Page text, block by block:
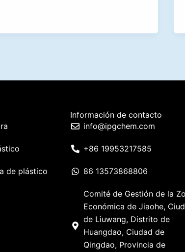
de plástico
Información de contacto
info@ipgchem.com
+86 19953217585
86 13573868806
Comité de Gestión de la
Económica de Jiaohe,
de Liuwang, Distrito de
Huangdao, Ciudad de
Qingdao, Provincia de